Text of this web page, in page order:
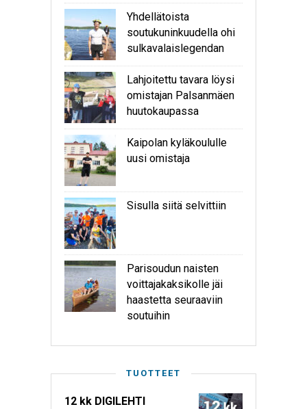
Yhdellätoista
soutukuninkuudella ohi
sulkavalaislegendan
Lahjoitettu tavara löysi
omistajan Palsanmäen
huutokaupassa
Kaipolan kyläkoululle
uusi omistaja
Sisulla siitä selvittiin
Parisoudun naisten
voittajakaksikolle jäi
haastetta seuraaviin
soutuihin
TUOTTEET
12 kk DIGILEHTI